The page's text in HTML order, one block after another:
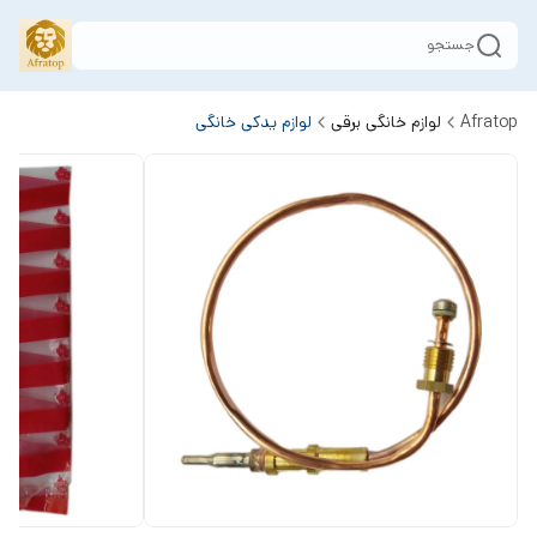
جستجو
Afratop لوازم خانگی برقی لوازم یدکی خانگی